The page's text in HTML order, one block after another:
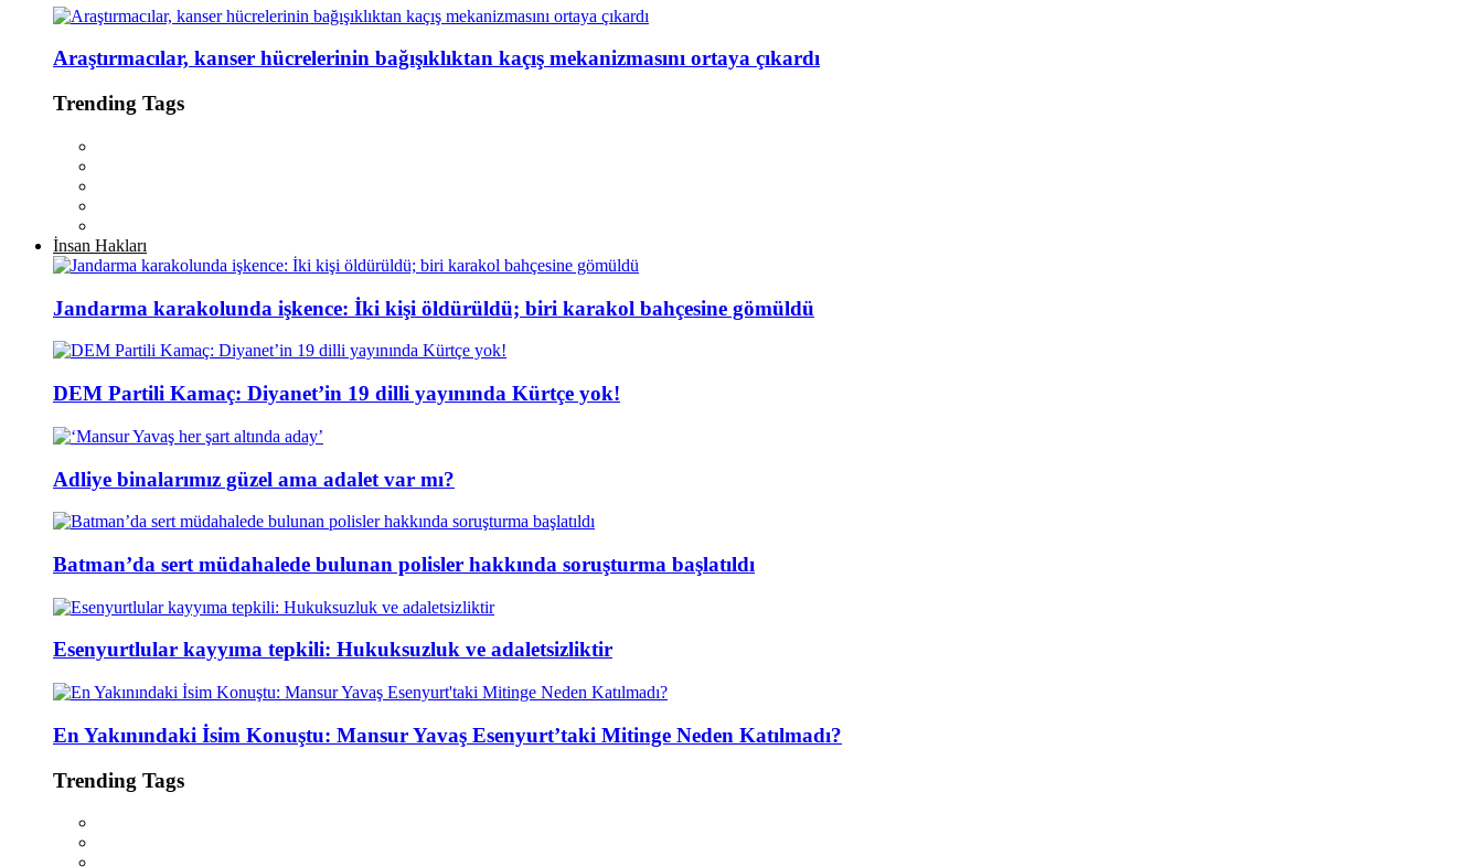
Araştırmacılar, kanser hücrelerinin bağışıklıktan kaçış mekanizmasını ortaya çıkardı
Trending Tags
İnsan Hakları
Jandarma karakolunda işkence: İki kişi öldürüldü; biri karakol bahçesine gömüldü
DEM Partili Kamaç: Diyanet’in 19 dilli yayınında Kürtçe yok!
Adliye binalarımız güzel ama adalet var mı?
Batman’da sert müdahalede bulunan polisler hakkında soruşturma başlatıldı
Esenyurtlular kayyıma tepkili: Hukuksuzluk ve adaletsizliktir
En Yakınındaki İsim Konuştu: Mansur Yavaş Esenyurt’taki Mitinge Neden Katılmadı?
Trending Tags